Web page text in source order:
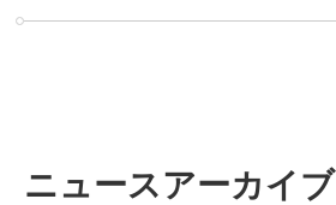
ニュースアーカイブ